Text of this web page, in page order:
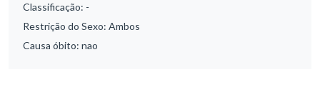
Classificação: -
Restrição do Sexo: Ambos
Causa óbito: nao